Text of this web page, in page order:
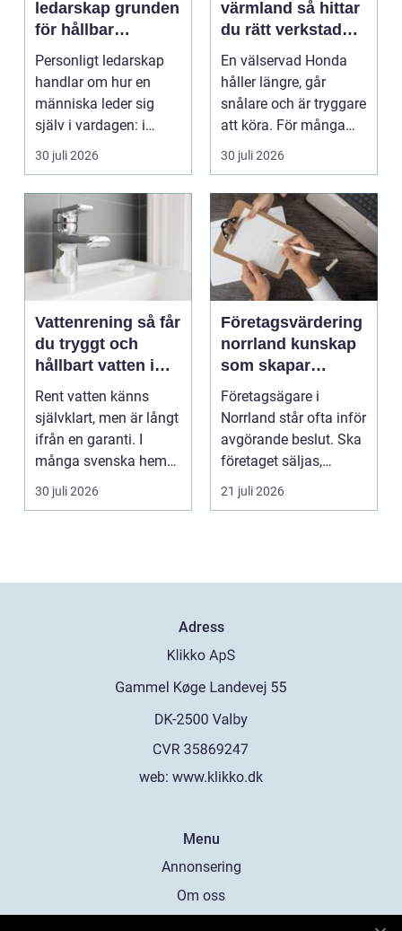
ledarskap grunden
för hållbar
utveckling och
verklig förändring
Personligt ledarskap
handlar om hur en
människa leder sig
själv i vardagen: i
beslut, relationer, ko...
30 juli 2026
värmland så hittar
du rätt verkstad
för din bil
En välservad Honda
håller längre, går
snålare och är tryggare
att köra. För många
bilägare i Värmlan...
30 juli 2026
Vattenrening så får
du tryggt och
hållbart vatten i
vardagen
Rent vatten känns
självklart, men är långt
ifrån en garanti. I
många svenska hem
innehåller kranvatt...
30 juli 2026
Företagsvärdering
norrland kunskap
som skapar
tryggare affärer
Företagsägare i
Norrland står ofta inför
avgörande beslut. Ska
företaget säljas,
generationsskiftas,...
21 juli 2026
Adress
web: www.klikko.dk
Menu
Annonsering
Om oss